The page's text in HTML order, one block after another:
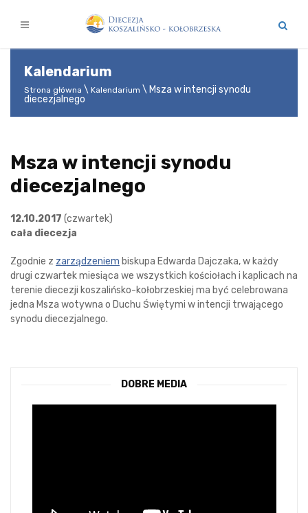
Kalendarium
Strona główna Kalendarium
Msza w intencji synodu
diecezjalnego
Msza w intencji synodu
diecezjalnego
12.10.2017 (czwartek)
cała diecezja
Zgodnie z zarządzeniem biskupa Edwarda Dajczaka, w każdy
drugi czwartek miesiąca we wszystkich kościołach i kaplicach na
terenie diecezji koszalińsko-kołobrzeskiej ma być celebrowana
jedna Msza wotywna o Duchu Świętymi w intencji trwającego
synodu diecezjalnego.
DOBRE MEDIA